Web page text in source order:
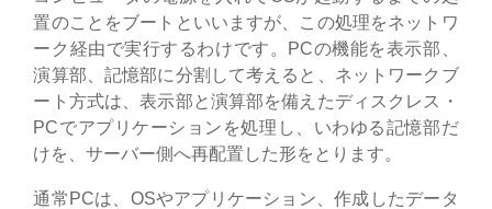
置のことをブートといいますが、この処理をネットワ
ーク経由で実行するわけです。PCの機能を表示部、
演算部、記憶部に分割して考えると、ネットワークブ
ート方式は、表示部と演算部を備えたディスクレス・
PCでアプリケーションを処理し、いわゆる記憶部だ
けを、サーバー側へ再配置した形をとります。
通常PCは、OSやアプリケーション、作成したデータ